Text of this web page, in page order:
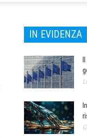
IN EVIDENZA